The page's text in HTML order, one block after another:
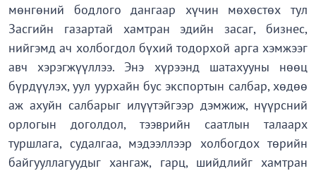
мөнгөний бодлого дангаар хүчин мөхөстөх тул
Засгийн газартай хамтран эдийн засаг, бизнес,
нийгэмд ач холбогдол бүхий тодорхой арга хэмжээг
авч хэрэгжүүллээ. Энэ хүрээнд шатахууны нөөц
бүрдүүлэх, уул уурхайн бус экспортын салбар, хөдөө
аж ахуйн салбарыг илүүтэйгээр дэмжиж, нүүрсний
орлогын доголдол, тээврийн саатлын талаарх
туршлага, судалгаа, мэдээллээр холбогдох төрийн
байгууллагуудыг хангаж, гарц, шийдлийг хамтран